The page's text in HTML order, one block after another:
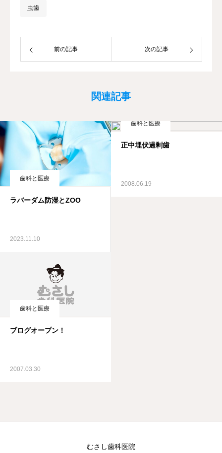
虫歯
前の記事 次の記事
関連記事
歯科と医療
ラバーダム防湿とZOO
2023.11.10
歯科と医療
正中埋伏過剰歯
2008.06.19
歯科と医療
ブログオープン！
2007.03.30
むさし歯科医院